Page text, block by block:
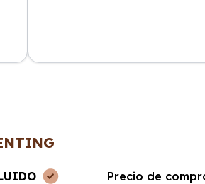
Precio de